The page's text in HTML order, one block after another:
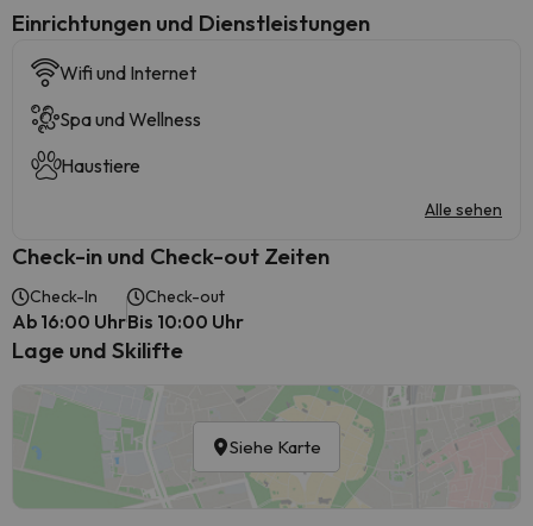
​Einrichtungen und Dienstleistungen
Wifi und Internet
Spa und Wellness
Haustiere
Alle sehen
Check-in und Check-out Zeiten
Check-In
Ab 16:00 Uhr
Check-out
Bis 10:00 Uhr
Lage und Skilifte
Siehe Karte